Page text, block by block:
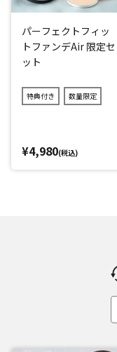
パーフェクトフィッ
トファンデAir 限定セ
ット
特典付き 数量限定
¥4,980(税込)